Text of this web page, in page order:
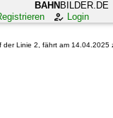
BAHN BILDER.DE
Login
der Linie 2, fährt am 14.04.2025